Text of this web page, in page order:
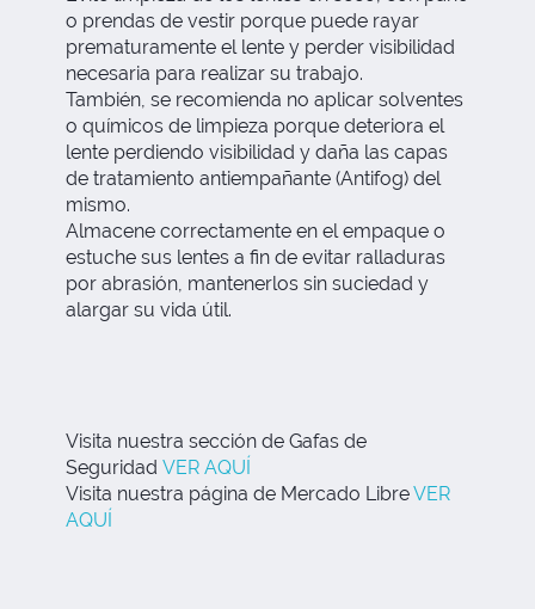
o prendas de vestir porque puede rayar
prematuramente el lente y perder visibilidad
necesaria para realizar su trabajo.
También, se recomienda no aplicar solventes
o químicos de limpieza porque deteriora el
lente perdiendo visibilidad y daña las capas
de tratamiento antiempañante (Antifog) del
mismo.
Almacene correctamente en el empaque o
estuche sus lentes a fin de evitar ralladuras
por abrasión, mantenerlos sin suciedad y
alargar su vida útil.
Visita nuestra sección de Gafas de
Seguridad VER AQUÍ
Visita nuestra página de Mercado LibreVER
AQUÍ